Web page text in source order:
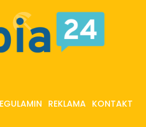
REKLAMA KONTAKT